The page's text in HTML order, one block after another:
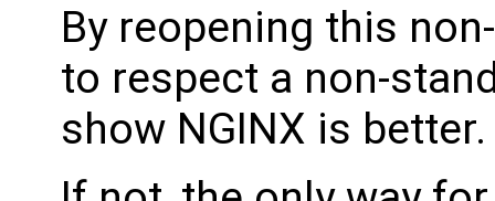
By reopening this
to respect a non-
show NGINX is better.